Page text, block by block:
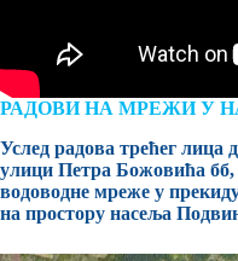
РАДОВИ НА МРЕЖИ У
Услед радова трећег лица
улици Петра Божовића бб,
водоводне мреже у
на простору насеља